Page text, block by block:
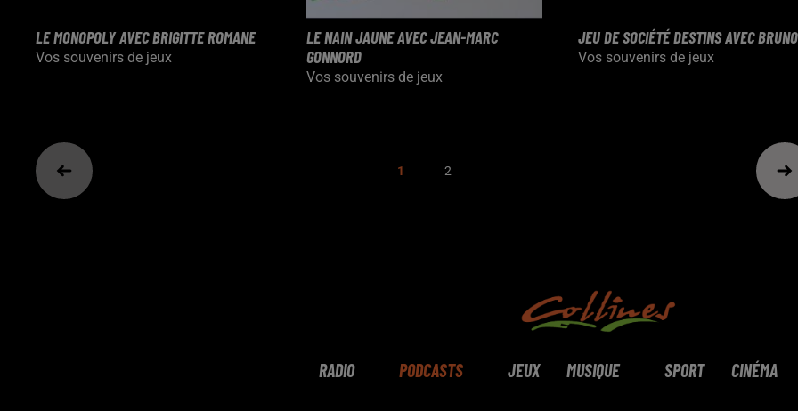
LE MONOPOLY AVEC BRIGITTE ROMANE
Vos souvenirs de jeux
LE NAIN JAUNE AVEC JEAN-MARC
GONNORD
Vos souvenirs de jeux
JEU DE SOCIÉTÉ DESTINS AVEC BRUNO
Vos souvenirs de jeux
1 2
RADIO PODCASTS JEUX MUSIQUE SPORT CINÉMA